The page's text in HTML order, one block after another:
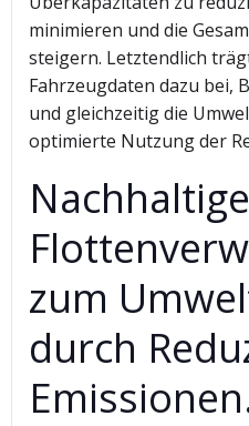
minimieren und die
steigern. Letztendlich
Fahrzeugdaten dazu bei,
und gleichzeitig die
optimierte Nutzung der
Nachhaltige
zum
durch